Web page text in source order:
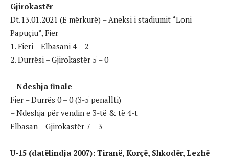
Gjirokastër
Dt.13.01.2021 (E mërkurë) – Aneksi i stadiumit “Loni
Papuçiu”, Fier
1. Fieri – Elbasani 4 – 2
2. Durrësi – Gjirokastër 5 – 0
– Ndeshja finale
Fier – Durrës 0 – 0 (3-5 penallti)
– Ndeshja për vendin e 3-të & të 4-t
Elbasan – Gjirokastër 7 – 3
U-15 (datëlindja 2007): Tiranë, Korçë, Shkodër, Lezhë